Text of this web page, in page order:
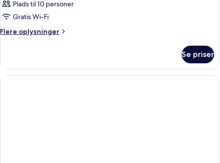
Plads til 10 personer
Gratis Wi-Fi
Flere oplysninger
Flere
Se priser